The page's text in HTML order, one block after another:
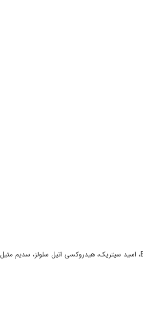
ستئاریل الکل، گلیسریل استئارات، استئارآمیدوپروپیل دی متیل آمین، سیکلو متیکون، ستئاره -۳۳، پلی اتیلن گلیکول ۲۰۰۰، بهنیل الکل، سیلک پروتئین، دی ام دی ام هیدانتوئین، پرو ویتامین B۵، اسید سیتریک، هیدروکسی اتیل سلولز، سدیم متیل